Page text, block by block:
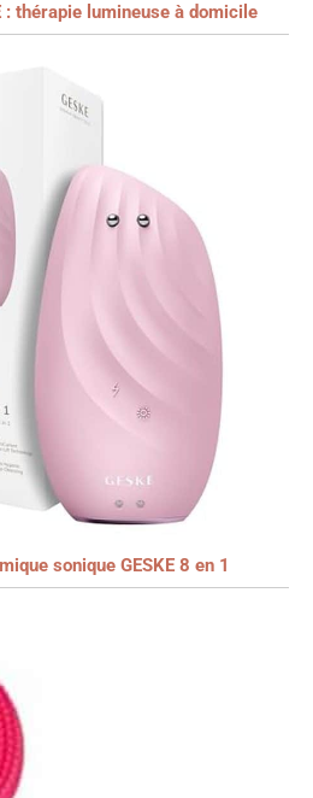
: thérapie lumineuse à domicile
sonique GESKE 8 en 1